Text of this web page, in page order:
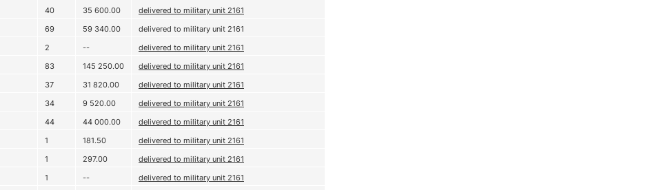
40 35 600.00
delivered to military unit 2161
69 59 340.00
delivered to military unit 2161
2 --
delivered to military unit 2161
83 145 250.00
delivered to military unit 2161
37 31 820.00
delivered to military unit 2161
34 9 520.00
delivered to military unit 2161
44 44 000.00
delivered to military unit 2161
1 181.50
delivered to military unit 2161
1 297.00
delivered to military unit 2161
1 --
delivered to military unit 2161